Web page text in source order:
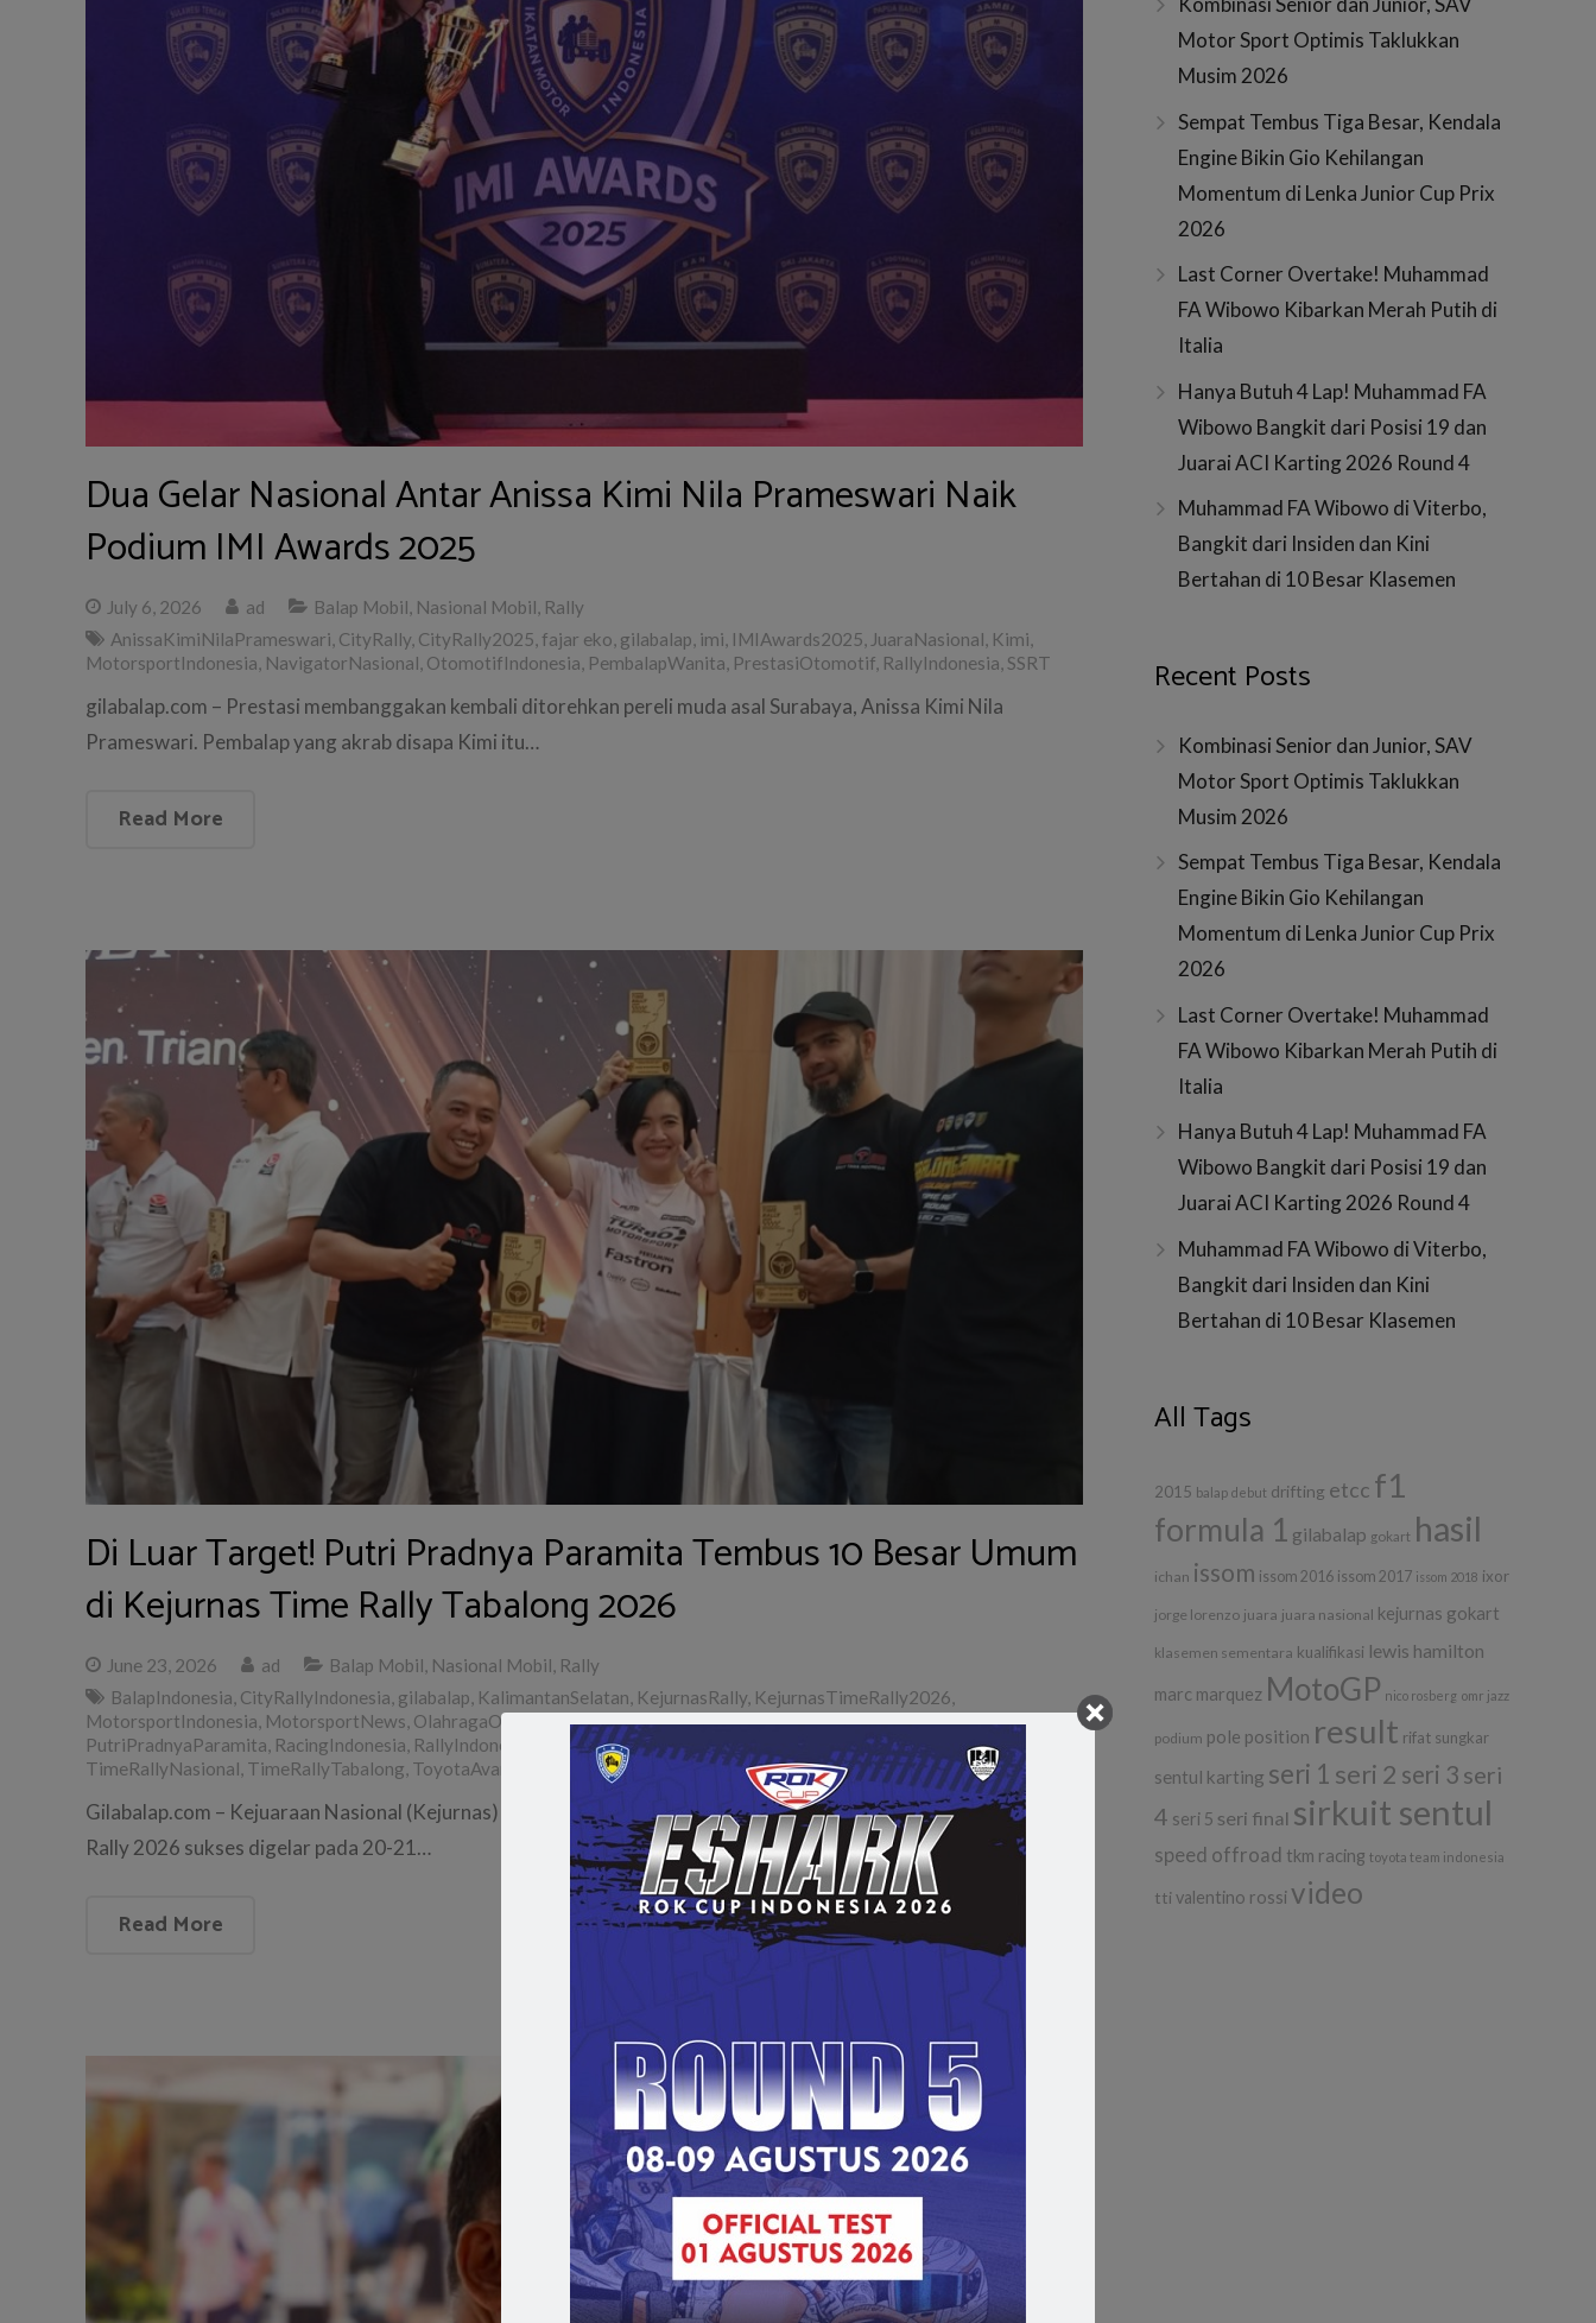
Dua Gelar Nasional Antar Anissa Kimi Nila Prameswari Naik
Podium IMI Awards 2025
July 6, 2026 ad Balap Mobil, Nasional Mobil, Rally
AnissaKimiNilaPrameswari, CityRally, CityRally2025, fajar eko, gilabalap, imi, IMIAwards2025, JuaraNasional, Kimi,
MotorsportIndonesia, NavigatorNasional, OtomotifIndonesia, PembalapWanita, PrestasiOtomotif, RallyIndonesia,SSRT
gilabalap.com – Prestasi membanggakan kembali ditorehkan pereli muda asal Surabaya, Anissa Kimi Nila
Prameswari. Pembalap yang akrab disapa Kimi itu…
Read More
Di Luar Target! Putri Pradnya Paramita Tembus 10 Besar Umum
di Kejurnas Time Rally Tabalong 2026
June 23, 2026 ad Balap Mobil, Nasional Mobil, Rally
BalapIndonesia, CityRallyIndonesia, gilabalap, KalimantanSelatan, KejurnasRally, KejurnasTimeRally2026,
MotorsportIndonesia, MotorsportNews, OlahragaOtomotif ,PembalapWanitaIndonesia,PertamaxTurbo,
PutriPradnyaParamita, RacingIndonesia, RallyIndonesia TabalongSmartTimeRally2026 TimeRallyIndonesia
TimeRallyNasional, TimeRallyTabalong, ToyotaAvanza TurboMotorsports
Gilabalap.com – Kejuaraan Nasional (Kejurnas) Time Rally 2026 putaran kedua bertajuk Tabalong Smart Time
Rally 2026 sukses digelar pada 20-21…
Read More
Motor Sport Optimis Taklukkan
Musim 2026
Sempat Tembus Tiga Besar, Kendala
Engine Bikin Gio Kehilangan
Momentum di Lenka Junior Cup Prix
2026
Last Corner Overtake! Muhammad
FA Wibowo Kibarkan Merah Putih di
Italia
Hanya Butuh 4 Lap! Muhammad FA
Wibowo Bangkit dari Posisi 19 dan
Juarai ACI Karting 2026 Round 4
Muhammad FA Wibowo di Viterbo,
Bangkit dari Insiden dan Kini
Bertahan di 10 Besar Klasemen
Recent Posts
Kombinasi Senior dan Junior, SAV
Motor Sport Optimis Taklukkan
Musim 2026
Sempat Tembus Tiga Besar, Kendala
Engine Bikin Gio Kehilangan
Momentum di Lenka Junior Cup Prix
2026
Last Corner Overtake! Muhammad
FA Wibowo Kibarkan Merah Putih di
Italia
Hanya Butuh 4 Lap! Muhammad FA
Wibowo Bangkit dari Posisi 19 dan
Juarai ACI Karting 2026 Round 4
Muhammad FA Wibowo di Viterbo,
Bangkit dari Insiden dan Kini
Bertahan di 10 Besar Klasemen
All Tags
2015 balap debut drifting etcc f1
formula 1 gilabalap gokart hasil
ichan issom issom 2016 issom 2017 issom 2018 ixor
jorge lorenzo juara juara nasional kejurnas gokart
klasemen sementara kualifikasi lewis hamilton
marc marquez MotoGP nico rosberg omr jazz
podium pole position result rifat sungkar
sentul karting seri 1 seri 2 seri 3 seri
4 seri 5 seri final sirkuit sentul
speed offroad tkm racing toyota team indonesia
tti valentino rossi video